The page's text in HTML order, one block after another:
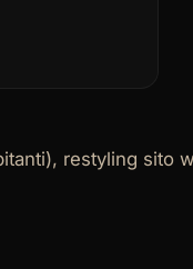
restyling sito